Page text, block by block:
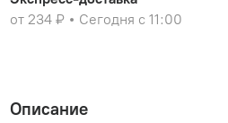
от 234 ₽
Сегодня с 11:00
Описание